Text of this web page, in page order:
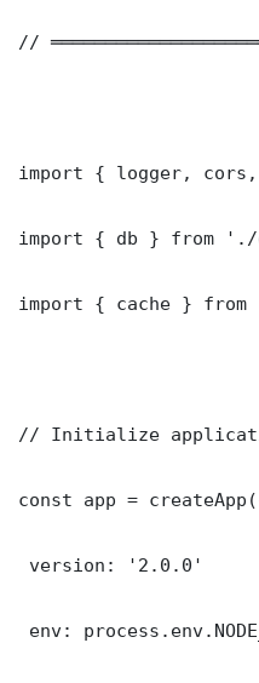
//
import { logger,
import { db } from './
import { cache }
// Initialize
const app =
version: '2.0.0'
env: